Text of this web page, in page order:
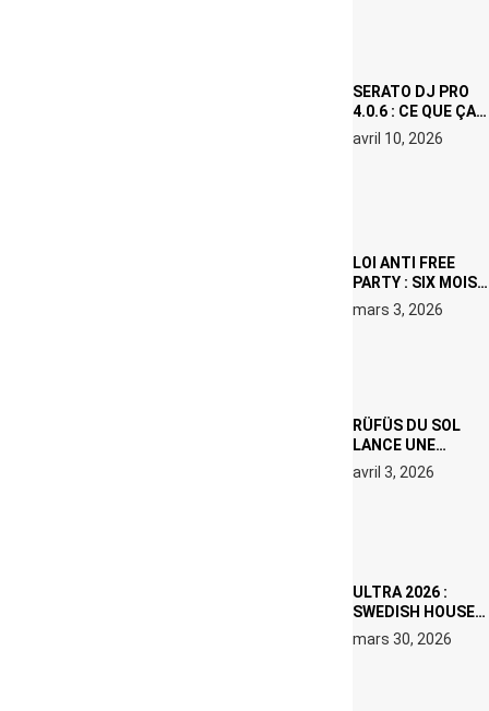
SERATO DJ PRO
4.0.6 : CE QUE ÇA
CHANGE, MÊME SI
VOUS N’ÊTES NI
avril 10, 2026
LOI ANTI FREE
PARTY : SIX MOIS
DE PRISON ET 5
000 € D’AMENDE
mars 3, 2026
RÜFÜS DU SOL
LANCE UNE
RÉSIDENCE DJ
SET DE QUATRE
avril 3, 2026
ULTRA 2026 :
SWEDISH HOUSE
MAFIA RETROUVE
ERIC PRYDZ DANS
mars 30, 2026